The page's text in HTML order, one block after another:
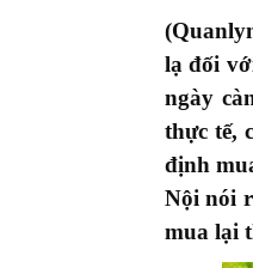
lạ đối
ngày
thực tế,
định
Nội nói
mua lại